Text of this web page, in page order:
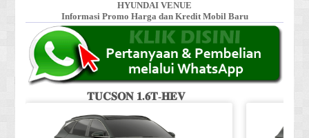
HYUNDAI VENUE
Informasi Promo Harga dan Kredit Mobil Baru
𝐓𝐔𝐂𝐒𝐎𝐍 𝟏.𝟔𝐓-𝐇𝐄𝐕